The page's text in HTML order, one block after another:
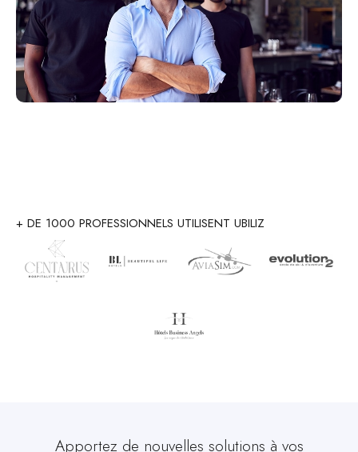
+ DE 1000 PROFESSIONNELS UTILISENT UBILIZ
Apportez de nouvelles solutions à vos